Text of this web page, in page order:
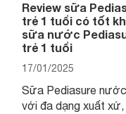
Review sữa
trẻ 1 tuổi có tốt
sữa nước
trẻ 1 tuổi
17/01/2025
Sữa Pediasure
với đa dạng xuất